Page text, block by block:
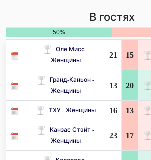
В гостях
50%
Оле Мисс -
Женщины
21 15
Гранд-Каньон -
Женщины
13 20
ТХУ - Женщины 16 13
Канзас Стэйт -
Женщины
23 17